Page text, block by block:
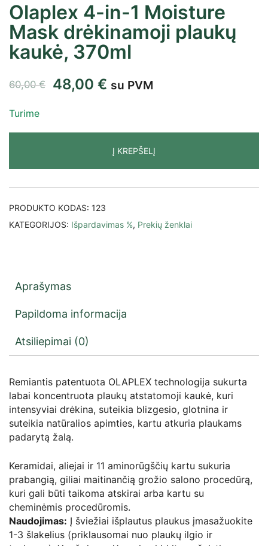
Olaplex 4-in-1 Moisture
Mask drėkinamoji plaukų
kaukė, 370ml
60,00€ 48,00 € su PVM
Turime
Į KREPŠELĮ
PRODUKTO KODAS: 123
KATEGORIJOS: Išpardavimas %, Prekių ženklai
Aprašymas
Papildoma informacija
Atsiliepimai (0)
Remiantis patentuota OLAPLEX technologija sukurta
labai koncentruota plaukų atstatomoji kaukė, kuri
intensyviai drėkina, suteikia blizgesio, glotnina ir
suteikia natūralios apimties, kartu atkuria plaukams
padarytą žalą.
Keramidai, aliejai ir 11 aminorūgščių kartu sukuria
prabangią, giliai maitinančią grožio salono procedūrą,
kuri gali būti taikoma atskirai arba kartu su
cheminėmis procedūromis.
Naudojimas: Į šviežiai išplautus plaukus įmasažuokite
1-3 šlakelius (priklausomai nuo plaukų ilgio ir